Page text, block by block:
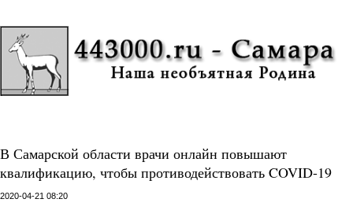
В Самарской области врачи онлайн повышают
квалификацию, чтобы противодействовать COVID-19
2020-04-21 08:20